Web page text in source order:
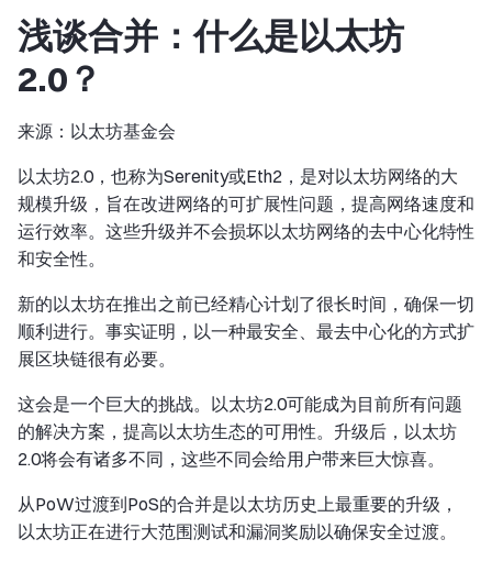
浅谈合并：什么是以太坊
2.0？
来源：以太坊基金会
以太坊2.0，也称为Serenity或Eth2，是对以太坊网络的大
规模升级，旨在改进网络的可扩展性问题，提高网络速度和
运行效率。这些升级并不会损坏以太坊网络的去中心化特性
和安全性。
新的以太坊在推出之前已经精心计划了很长时间，确保一切
顺利进行。事实证明，以一种最安全、最去中心化的方式扩
展区块链很有必要。
这会是一个巨大的挑战。以太坊2.0可能成为目前所有问题
的解决方案，提高以太坊生态的可用性。升级后，以太坊
2.0将会有诸多不同，这些不同会给用户带来巨大惊喜。
从PoW过渡到PoS的合并是以太坊历史上最重要的升级，
以太坊正在进行大范围测试和漏洞奖励以确保安全过渡。